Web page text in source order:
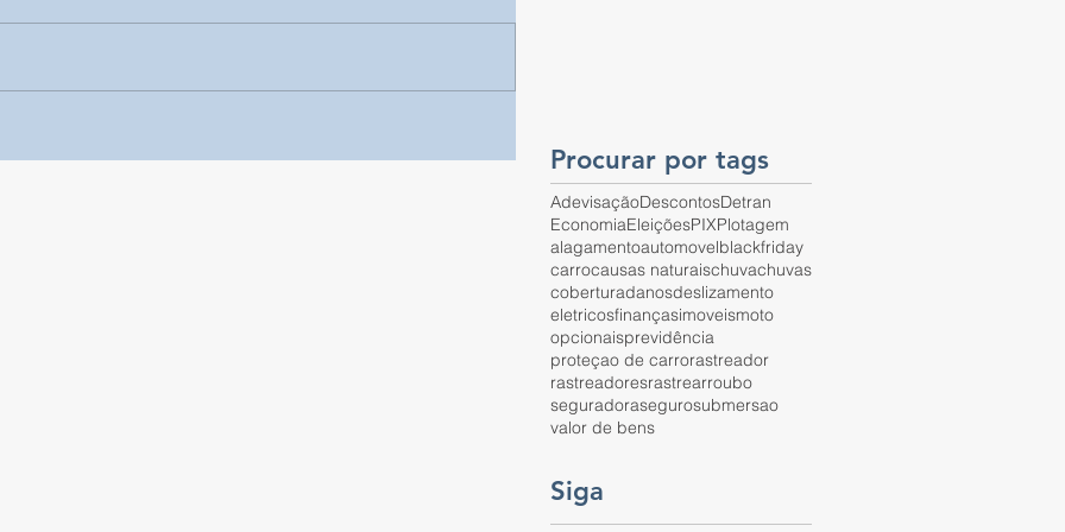
Procurar por tags
AdevisaçãoDescontosDetran
EconomiaEleiçõesPIXPlotagem
alagamentoautomovelblackfriday
carrocausas naturaischuvachuvas
coberturadanosdeslizamento
eletricosfinançasimoveismoto
opcionaisprevidência
proteçao de carrorastreador
rastreadoresrastrearroubo
seguradorasegurosubmersao
valor de bens
Siga